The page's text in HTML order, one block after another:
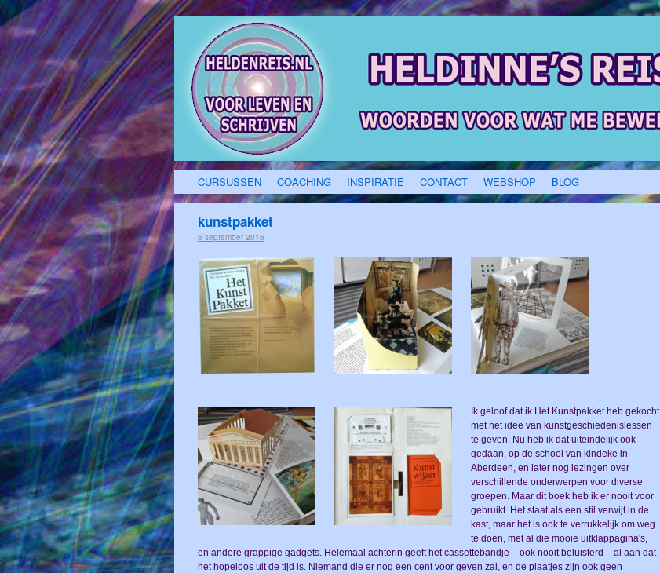
CURSUSSEN COACHING INSPIRATIE CONTACT WEBSHOP BLOG
kunstpakket
6 september 2016
Ik geloof dat ik Het Kunstpakket heb gekocht
met het idee van kunstgeschiedenislessen
te geven. Nu heb ik dat uiteindelijk ook
gedaan, op de school van kindeke in
Aberdeen, en later nog lezingen over
verschillende onderwerpen voor diverse
groepen. Maar dit boek heb ik er nooit voor
gebruikt. Het staat als een stil verwijt in de
kast, maar het is ook te verrukkelijk om weg
te doen, met al die mooie uitklappagina's,
en andere grappige gadgets. Helemaal achterin geeft het cassettebandje – ook nooit beluisterd – al aan dat
het hopeloos uit de tijd is. Niemand die er nog een cent voor geven zal, en de plaatjes zijn ook geen